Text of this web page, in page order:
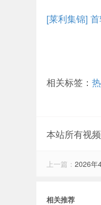
[莱利集锦]
相关标签：
本站所有视
上一篇： 2026年
相关推荐